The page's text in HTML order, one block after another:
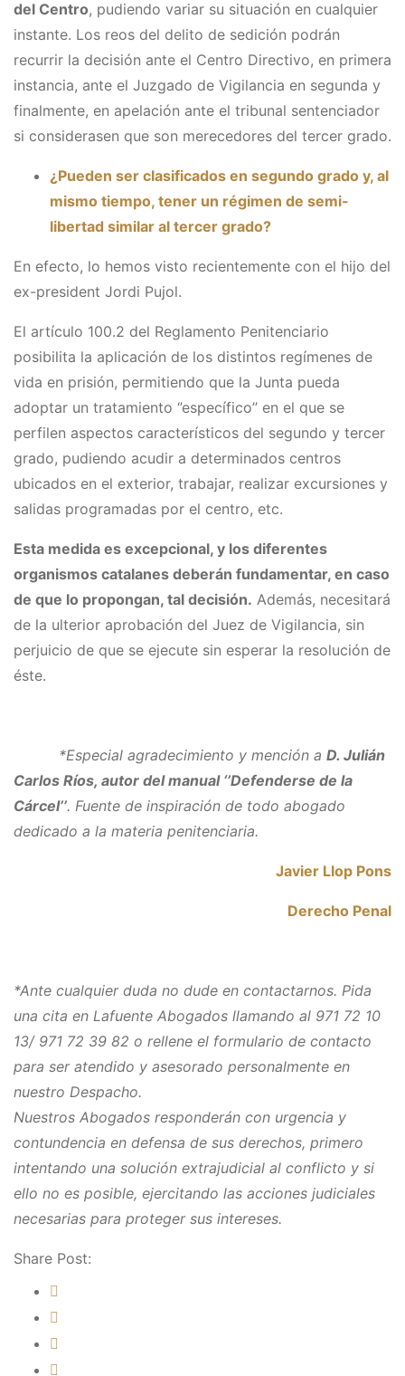
del Centro, pudiendo variar su situación en cualquier
instante. Los reos del delito de sedición podrán
recurrir la decisión ante el Centro Directivo, en primera
instancia, ante el Juzgado de Vigilancia en segunda y
finalmente, en apelación ante el tribunal sentenciador
si considerasen que son merecedores del tercer grado.
¿Pueden ser clasificados en segundo grado y, al
mismo tiempo, tener un régimen de semi-
libertad similar al tercer grado?
En efecto, lo hemos visto recientemente con el hijo del
ex-president Jordi Pujol.
El artículo 100.2 del Reglamento Penitenciario
posibilita la aplicación de los distintos regímenes de
vida en prisión, permitiendo que la Junta pueda
adoptar un tratamiento ‘’específico’’ en el que se
perfilen aspectos característicos del segundo y tercer
grado, pudiendo acudir a determinados centros
ubicados en el exterior, trabajar, realizar excursiones y
salidas programadas por el centro, etc.
Esta medida es excepcional, y los diferentes
organismos catalanes deberán fundamentar, en caso
de que lo propongan, tal decisión. Además, necesitará
de la ulterior aprobación del Juez de Vigilancia, sin
perjuicio de que se ejecute sin esperar la resolución de
éste.
*Especial agradecimiento y mención a D. Julián
Carlos Ríos, autor del manual ‘’Defenderse de la
Cárcel’’. Fuente de inspiración de todo abogado
dedicado a la materia penitenciaria.
Javier Llop Pons
Derecho Penal
*Ante cualquier duda no dude en contactarnos. Pida
una cita en Lafuente Abogados llamando al 971 72 10
13/ 971 72 39 82 o rellene el formulario de contacto
para ser atendido y asesorado personalmente en
nuestro Despacho.
Nuestros Abogados responderán con urgencia y
contundencia en defensa de sus derechos, primero
intentando una solución extrajudicial al conflicto y si
ello no es posible, ejercitando las acciones judiciales
necesarias para proteger sus intereses.
Share Post: